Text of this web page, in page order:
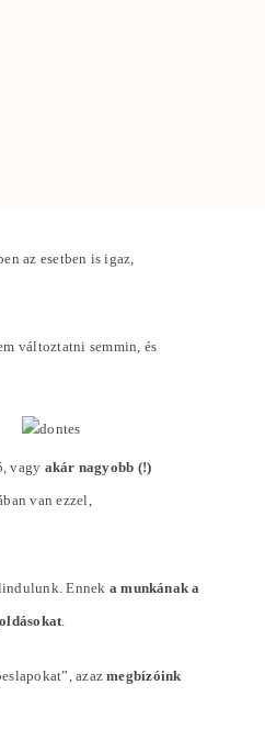
az esetben is igaz,
változtatni semmin, és
vagy akár nagyobb (!)
van ezzel,
Ennek a munkának a
azazmegbízóink